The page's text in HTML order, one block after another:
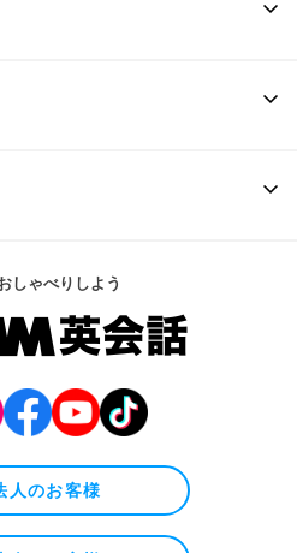
しゃべりしよう
人のお客様